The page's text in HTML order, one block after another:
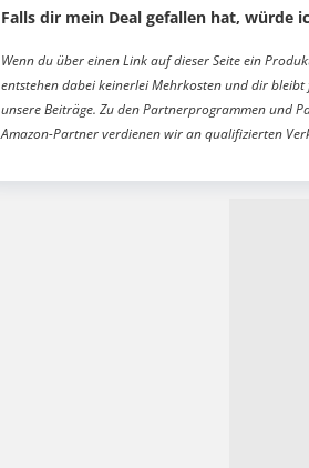
Falls dir mein Deal gefallen hat, würde
Wenn du über einen Link auf dieser Seite ein
entstehen dabei keinerlei Mehrkosten und dir
unsere Beiträge. Zu den Partnerprogrammen und
Amazon-Partner verdienen wir an qualifizierten